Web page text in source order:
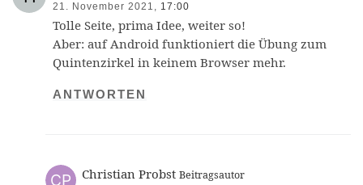
21. November 2021, 17:00
Tolle Seite, prima Idee, weiter so!
Aber: auf Android funktioniert die Übung zum
Quintenzirkel in keinem Browser mehr.
ANTWORTEN
Christian Probst Beitragsautor